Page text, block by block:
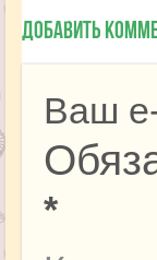
Добавить
Ваш
*